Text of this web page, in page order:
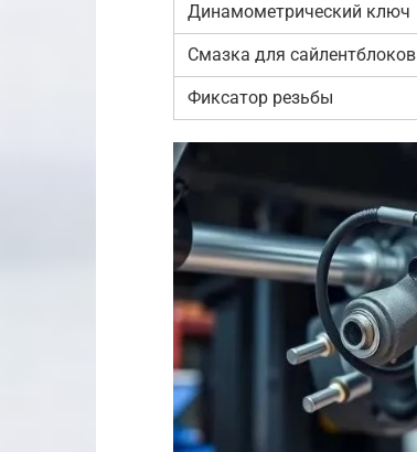
Динамометрический ключ
Смазка для сайлентблоков
Фиксатор резьбы